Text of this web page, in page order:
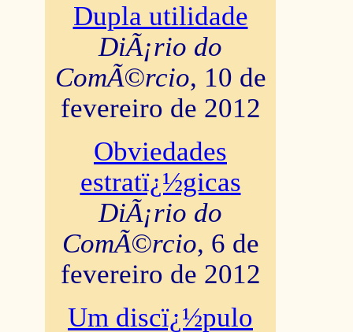
Dupla utilidade
DiÃ¡rio do
ComÃ©rcio, 10 de
fevereiro de 2012
Obviedades
estratï¿½gicas
DiÃ¡rio do
ComÃ©rcio, 6 de
fevereiro de 2012
Um discï¿½pulo